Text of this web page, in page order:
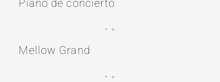
Piano de concierto
Mellow Grand